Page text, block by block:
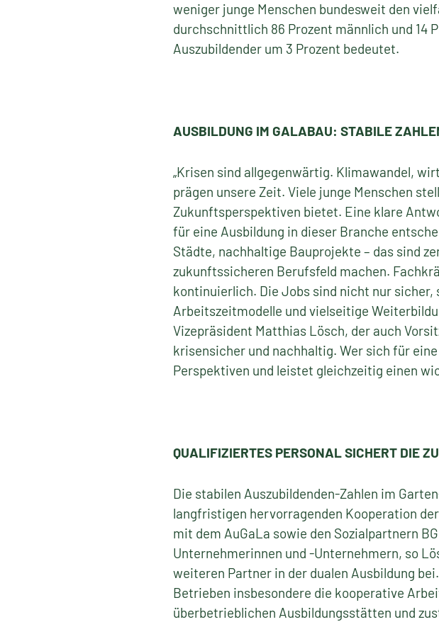
weniger junge Menschen bundesweit den
durchschnittlich 86 Prozent männlich und 14
Auszubildender um 3 Prozent bedeutet.
AUSBILDUNG IM GALABAU: STABILE
„Krisen sind allgegenwärtig. Klimawandel,
prägen unsere Zeit. Viele junge Menschen
Zukunftsperspektiven bietet. Eine klare
für eine Ausbildung in dieser Branche
Städte, nachhaltige Bauprojekte – das sind
zukunftssicheren Berufsfeld machen.
kontinuierlich. Die Jobs sind nicht nur
Arbeitszeitmodelle und vielseitige
Vizepräsident Matthias Lösch, der auch
krisensicher und nachhaltig. Wer sich für
Perspektiven und leistet gleichzeitig einen
QUALIFIZIERTES PERSONAL SICHERT DIE
Die stabilen Auszubildenden-Zahlen im
langfristigen hervorragenden Kooperation
mit dem AuGaLa sowie den Sozialpartnern
Unternehmerinnen und -Unternehmern, so
weiteren Partner in der dualen Ausbildung
Betrieben insbesondere die kooperative
überbetrieblichen Ausbildungsstätten und